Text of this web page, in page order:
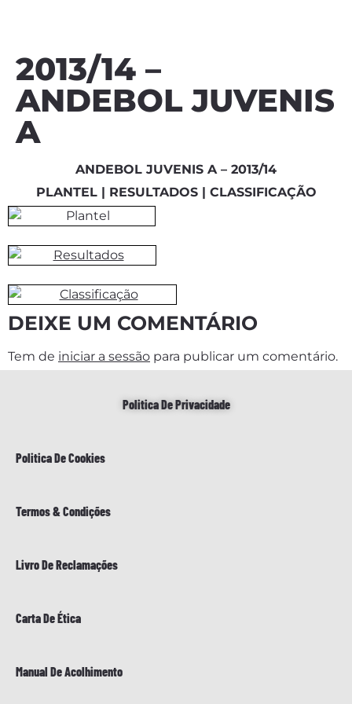
2013/14 –
ANDEBOL JUVENIS
A
ANDEBOL JUVENIS A – 2013/14
PLANTEL | RESULTADOS | CLASSIFICAÇÃO
DEIXE UM COMENTÁRIO
Tem de iniciar a sessão para publicar um comentário.
Politica De Privacidade
Politica De Cookies
Termos & Condições
Livro De Reclamações
Carta De Ética
Manual De Acolhimento